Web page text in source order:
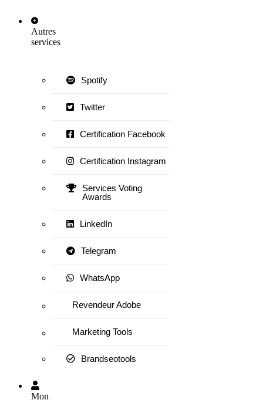
Autres
services
Spotify
Twitter
Certification Facebook
Certification Instagram
Services Voting
Awards
LinkedIn
Telegram
WhatsApp
Revendeur Adobe
Marketing Tools
Brandseotools
Mon